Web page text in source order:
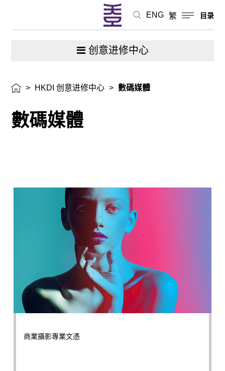
ENG 繁 目录
创意进修中心
> HKDI 创意进修中心 > 數碼媒體
數碼媒體
商業攝影專業文憑